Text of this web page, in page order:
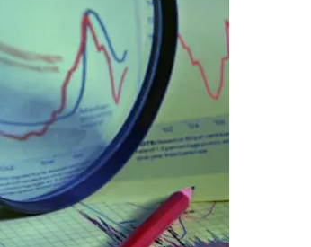
支援
ク